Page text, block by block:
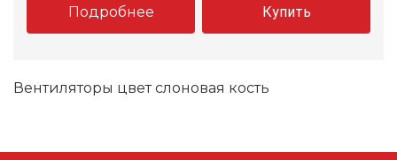
Подробнее Купить
Вентиляторы цвет слоновая кость